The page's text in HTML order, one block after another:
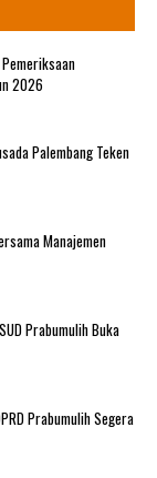
Pemeriksaan
2026
Palembang Teken
Manajemen
Prabumulih Buka
Prabumulih Segera